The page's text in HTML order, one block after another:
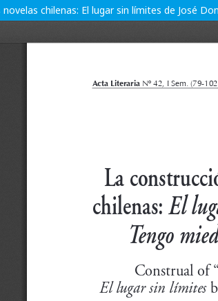
chilenas: El lugar sin límites de José